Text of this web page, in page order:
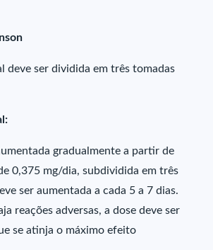
deve ser dividida em três tomadas
gradualmente a partir de
0,375 mg/dia, subdividida em três
ser aumentada a cada 5 a 7 dias.
reações adversas, a dose deve ser
se atinja o máximo efeito